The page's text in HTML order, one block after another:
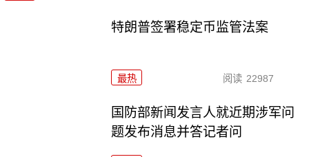
特朗普签署稳定币监管法案
最热 阅读 22987
国防部新闻发言人就近期涉军问
题发布消息并答记者问